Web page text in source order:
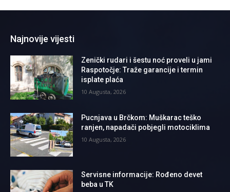
Najnovije vijesti
Zenički rudari i šestu noć proveli u jami
Raspotočje: Traže garancije i termin
isplate plaća
10 Augusta, 2026
Pucnjava u Brčkom: Muškarac teško
ranjen, napadači pobjegli motociklima
10 Augusta, 2026
Servisne informacije: Rođeno devet
beba u TK